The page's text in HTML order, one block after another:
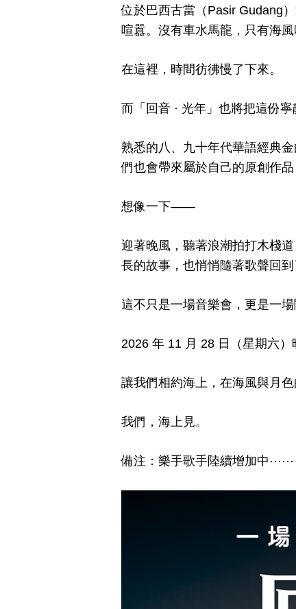
位於巴西古當（Pasir Gudang
喧囂。沒有車水馬龍，只有海
在這裡，時間彷彿慢了下來。
而「回音 · 光年」也將把這份
熟悉的八、九十年代華語經典
們也會帶來屬於自己的原創作
想像一下——
迎著晚風，聽著浪潮拍打木棧
長的故事，也悄悄隨著歌聲回到
這不只是一場音樂會，更是一
2026 年 11 月 28 日（星期六）
讓我們相約海上，在海風與月色
我們，海上見。
備注：樂手歌手陸續增加中⋯⋯